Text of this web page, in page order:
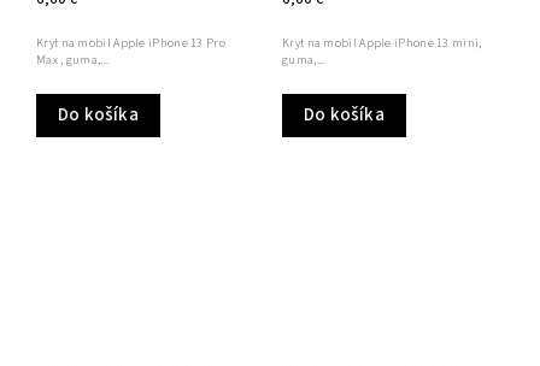
Do košíka
Kryt na mobil Apple iPhone 13 Pro
Max , guma,...
Do košíka
Kryt na mobil Apple iPhone 13 mini,
guma,...